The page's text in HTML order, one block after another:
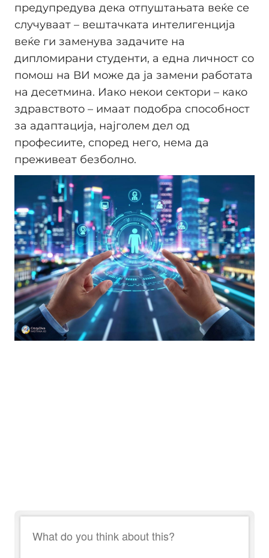
предупредува дека отпуштањата веќе се
случуваат – вештачката интелигенција
веќе ги заменува задачите на
дипломирани студенти, а една личност со
помош на ВИ може да ја замени работата
на десетмина. Иако некои сектори – како
здравството – имаат подобра способност
за адаптација, најголем дел од
професиите, според него, нема да
преживеат безболно.